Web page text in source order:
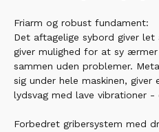
Friarm og robust fundament:
Det aftagelige sybord giver let
giver mulighed for at sy
sammen uden problemer.
sig under hele maskinen,
lydsvag med lave vibrationer -
Forbedret gribersystem med